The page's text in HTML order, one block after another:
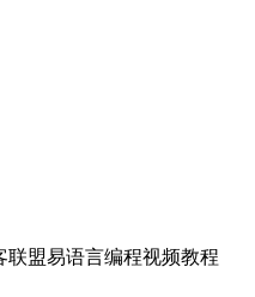
联盟易语言编程视频教程